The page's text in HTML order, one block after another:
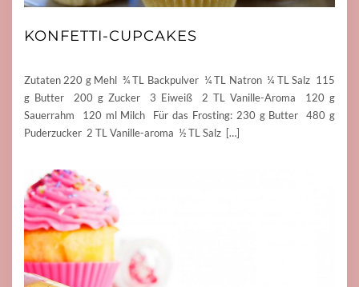
KONFETTI-CUPCAKES
Zutaten 220 g Mehl ¾ TL Backpulver ¼ TL Natron ¼ TL Salz 115
g Butter 200 g Zucker 3 Eiweiß 2 TL Vanille-Aroma 120 g
Sauerrahm 120 ml Milch Für das Frosting: 230 g Butter 480 g
Puderzucker 2 TL Vanille-aroma ½ TL Salz […]